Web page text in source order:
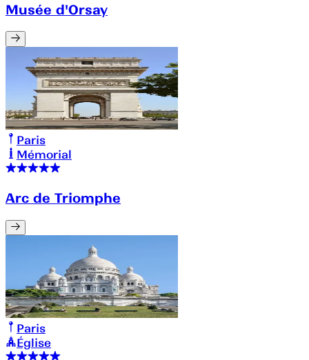
Musée d'Orsay
Paris
Mémorial
Arc de Triomphe
Paris
Église